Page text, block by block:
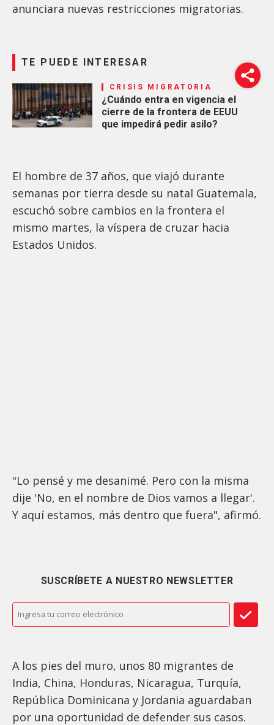
anunciara nuevas restricciones migratorias.
TE PUEDE INTERESAR
CRISIS MIGRATORIA
¿Cuándo entra en vigencia el
cierre de la frontera de EEUU
que impedirá pedir asilo?
El hombre de 37 años, que viajó durante
semanas por tierra desde su natal Guatemala,
escuchó sobre cambios en la frontera el
mismo martes, la víspera de cruzar hacia
Estados Unidos.
"Lo pensé y me desanimé. Pero con la misma
dije 'No, en el nombre de Dios vamos a llegar'.
Y aquí estamos, más dentro que fuera", afirmó.
SUSCRÍBETE A NUESTRO NEWSLETTER
A los pies del muro, unos 80 migrantes de
India, China, Honduras, Nicaragua, Turquía,
República Dominicana y Jordania aguardaban
por una oportunidad de defender sus casos.